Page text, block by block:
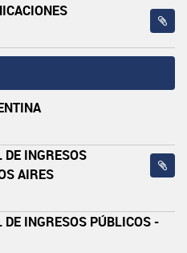
INGRESOS
AIRES
INGRESOS PÚBLICOS -